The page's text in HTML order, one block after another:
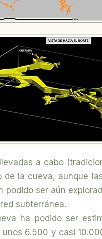
a cabo
de la cueva, aunque
podido ser aún
subterránea.
ha podido ser
6.500 y casi